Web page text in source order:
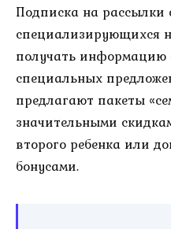
Подписка на рассылки
специализирующихся
получать информацию
специальных
предлагают пакеты
значительными
второго ребенка или
бонусами.